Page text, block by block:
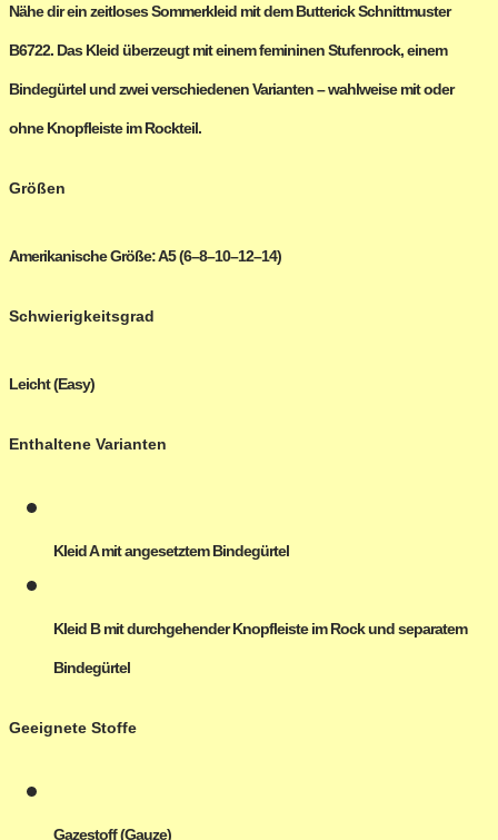
Nähe dir ein zeitloses Sommerkleid mit demButterick Schnittmuster
B6722. Das Kleid überzeugt mit einem femininen Stufenrock, einem
Bindegürtel und zwei verschiedenen Varianten – wahlweise mit oder
ohne Knopfleiste im Rockteil.
Größen
Amerikanische Größe:A5 (6–8–10–12–14)
Schwierigkeitsgrad
Leicht (Easy)
Enthaltene Varianten
Kleid A mit angesetztem Bindegürtel
Kleid B mit durchgehender Knopfleiste im Rock und separatem
Bindegürtel
Geeignete Stoffe
Gazestoff (Gauze)